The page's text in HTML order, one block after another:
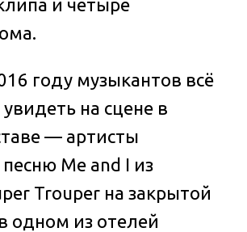
и четыре
году музыкантов всё
на сцене в
— артисты
Me and I из
Trouper на закрытой
одном из отелей